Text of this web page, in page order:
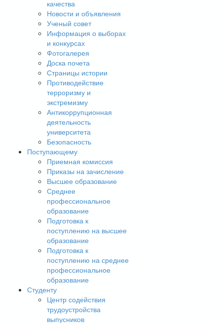
качества
Новости и объявления
Ученый совет
Информация о выборах
и конкурсах
Фотогалерея
Доска почета
Страницы истории
Противодействие
терроризму и
экстремизму
Антикоррупционная
деятельность
университета
Безопасность
Поступающему
Приемная комиссия
Приказы на зачисление
Высшее образование
Среднее
профессиональное
образование
Подготовка к
поступлению на высшее
образование
Подготовка к
поступлению на среднее
профессиональное
образование
Студенту
Центр содействия
трудоустройства
выпусников